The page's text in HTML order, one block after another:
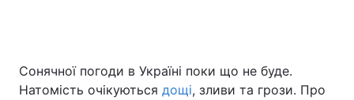
Головна Війна
Сонячної погоди в Україні поки що не буде.
Натомість очікуються дощі, зливи та грози. Про